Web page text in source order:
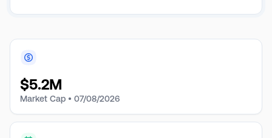
modular ADAPTIR. As plataformas ADAPTIR e
ADAPTIR-FLEX versáteis e robustas da empresa são
biespecíficos e multiespecíficos capazes de melhorar
o sistema imunológico humano contra células
$5.2M
Market Cap • 07/08/2026